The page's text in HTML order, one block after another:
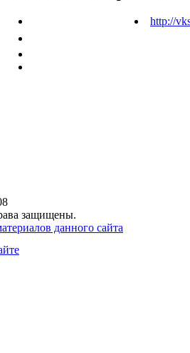
http://
защищены.
данного сайта